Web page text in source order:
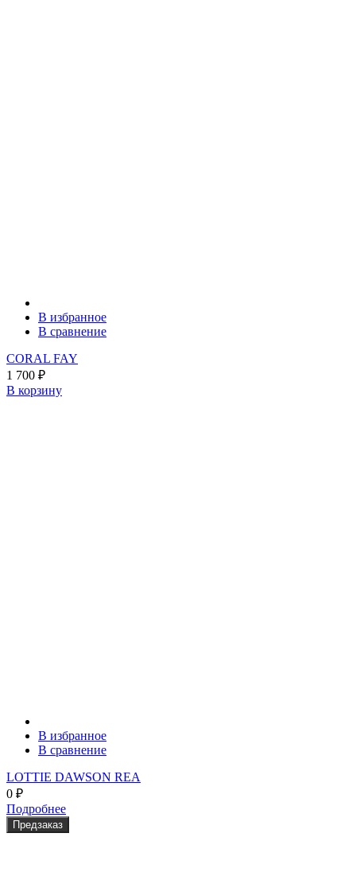
В избранное
В сравнение
CORAL FAY
1 700 ₽
В корзину
В избранное
В сравнение
LOTTIE DAWSON REA
0 ₽
Подробнее
Предзаказ